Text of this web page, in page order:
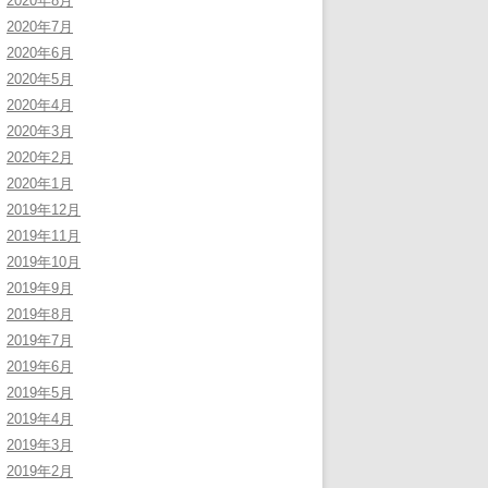
2020年7月
2020年6月
2020年5月
2020年4月
2020年3月
2020年2月
2020年1月
2019年12月
2019年11月
2019年10月
2019年9月
2019年8月
2019年7月
2019年6月
2019年5月
2019年4月
2019年3月
2019年2月